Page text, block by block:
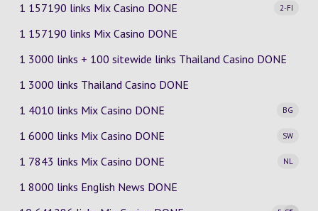
1 157190 links Mix Casino
2-FI
DONE
1 157190 links Mix Casino DONE
1 3000 links + 100 sitewide links Thailand Casino DONE
1 3000 links Thailand Casino DONE
1 4010 links Mix Casino
BG
DONE
1 6000 links Mix Casino
SW
DONE
1 7843 links Mix Casino
NL
DONE
1 8000 links English News DONE